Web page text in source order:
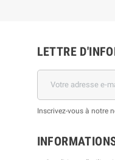
LETTRE
Inscrivez-vous à notre